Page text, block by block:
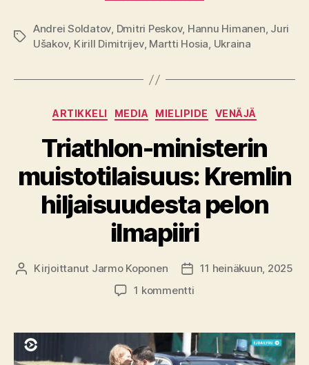
Avainsanat
Andrei Soldatov, Dmitri Peskov, Hannu Himanen, Juri
Ušakov, Kirill Dimitrijev, Martti Hosia, Ukraina
Kategoriat
ARTIKKELI MEDIA MIELIPIDE VENÄJÄ
Triathlon-ministerin
muistotilaisuus: Kremlin
hiljaisuudesta pelon
ilmapiiri
Kirjoittaja
Kirjoittanut Jarmo Koponen Julkaisupäivämäärä
11 heinäkuun, 2025
1 kommenttiartikkeliin
muistotilaisuus:
Kremlin